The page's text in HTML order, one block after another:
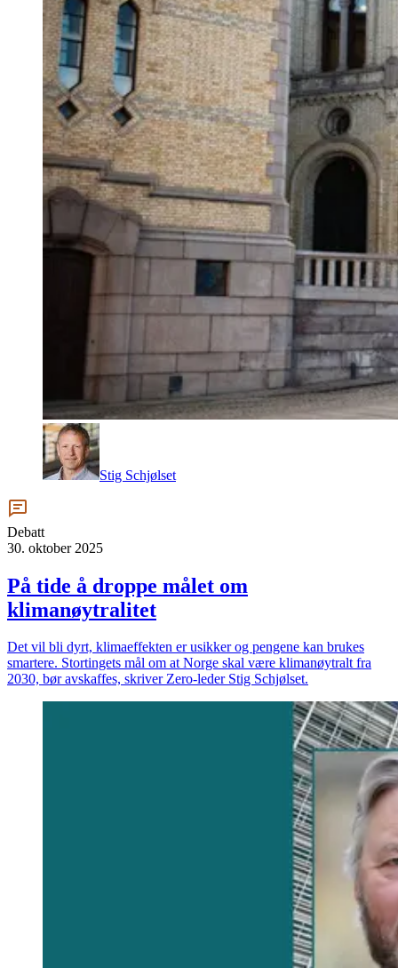
Stig Schjølset
Debatt
30. oktober 2025
På tide å droppe målet om
klimanøytralitet
Det vil bli dyrt, klimaeffekten er usikker og pengene kan brukes
smartere. Stortingets mål om at Norge skal være klimanøytralt fra
2030, bør avskaffes, skriver Zero-leder Stig Schjølset.